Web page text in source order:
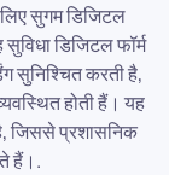
सुगम डिजिटल
डिजिटल फॉर्म
सुनिश्चित करती है,
होती हैं। यह
जिससे प्रशासनिक
हैं।.